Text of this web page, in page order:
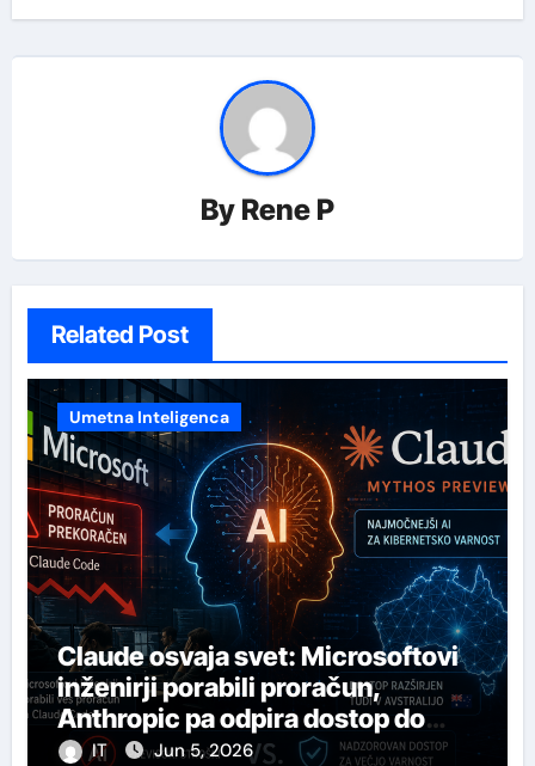
By Rene P
Related Post
Umetna Inteligenca
Claude osvaja svet: Microsoftovi
inženirji porabili proračun,
Anthropic pa odpira dostop do
svojega najmočnejšega AI-ja
IT Jun 5, 2026